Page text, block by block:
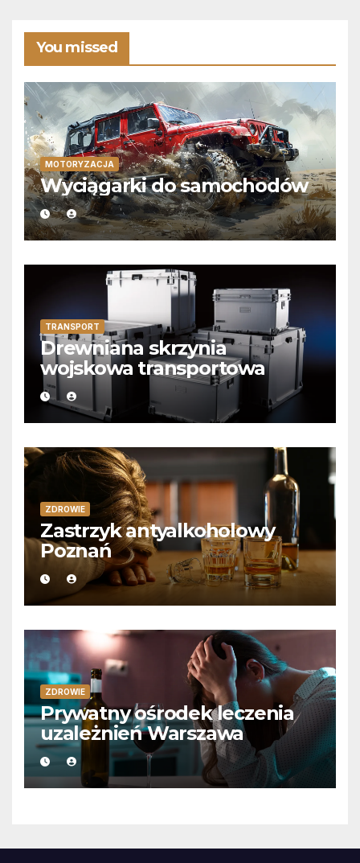
You missed
MOTORYZACJA
Wyciągarki do samochodów
TRANSPORT
Drewniana skrzynia
wojskowa transportowa
ZDROWIE
Zastrzyk antyalkoholowy
Poznań
ZDROWIE
Prywatny ośrodek leczenia
uzależnień Warszawa